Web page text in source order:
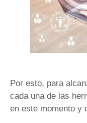
Por esto, para
cada una de las
en este momento y